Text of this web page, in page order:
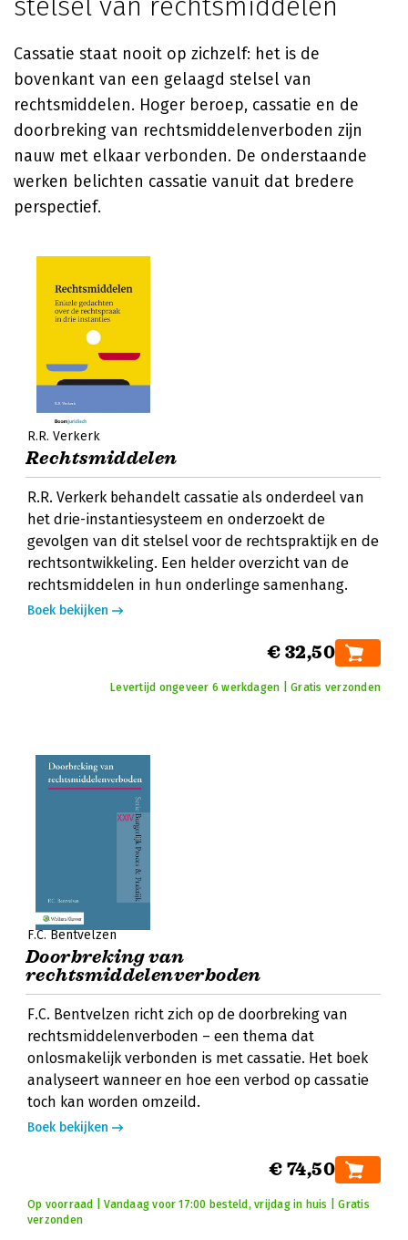
Cassatie staat nooit op zichzelf: het is de
bovenkant van een gelaagd stelsel van
rechtsmiddelen. Hoger beroep, cassatie en de
doorbreking van rechtsmiddelenverboden zijn
nauw met elkaar verbonden. De onderstaande
werken belichten cassatie vanuit dat bredere
perspectief.
R.R. Verkerk
Rechtsmiddelen
R.R. Verkerk behandelt cassatie als onderdeel van
het drie-instantiesysteem en onderzoekt de
gevolgen van dit stelsel voor de rechtspraktijk en de
rechtsontwikkeling. Een helder overzicht van de
rechtsmiddelen in hun onderlinge samenhang.
Boek bekijken
€ 32,50
Levertijd ongeveer 6 werkdagen | Gratis verzonden
F.C. Bentvelzen
Doorbreking van
rechtsmiddelenverboden
F.C. Bentvelzen richt zich op de doorbreking van
rechtsmiddelenverboden – een thema dat
onlosmakelijk verbonden is met cassatie. Het boek
analyseert wanneer en hoe een verbod op cassatie
toch kan worden omzeild.
Boek bekijken
€ 74,50
Op voorraad | Vandaag voor 17:00 besteld, vrijdag in huis | Gratis
verzonden